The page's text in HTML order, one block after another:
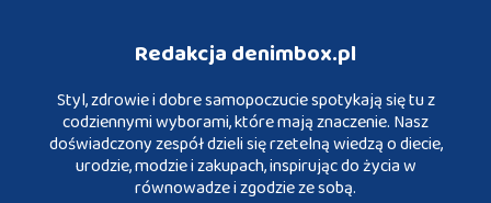
Redakcja denimbox.pl
Styl, zdrowie i dobre samopoczucie spotykają się tu z
codziennymi wyborami, które mają znaczenie. Nasz
doświadczony zespół dzieli się rzetelną wiedzą o diecie,
urodzie, modzie i zakupach, inspirując do życia w
równowadze i zgodzie ze sobą.